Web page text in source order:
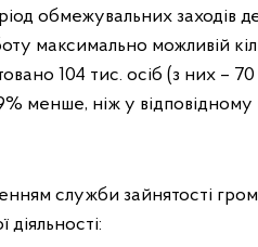
обмежувальних заходів
максимально можливій
104 тис. осіб (з них –
менше, ніж у відповідному
служби зайнятості
діяльності: